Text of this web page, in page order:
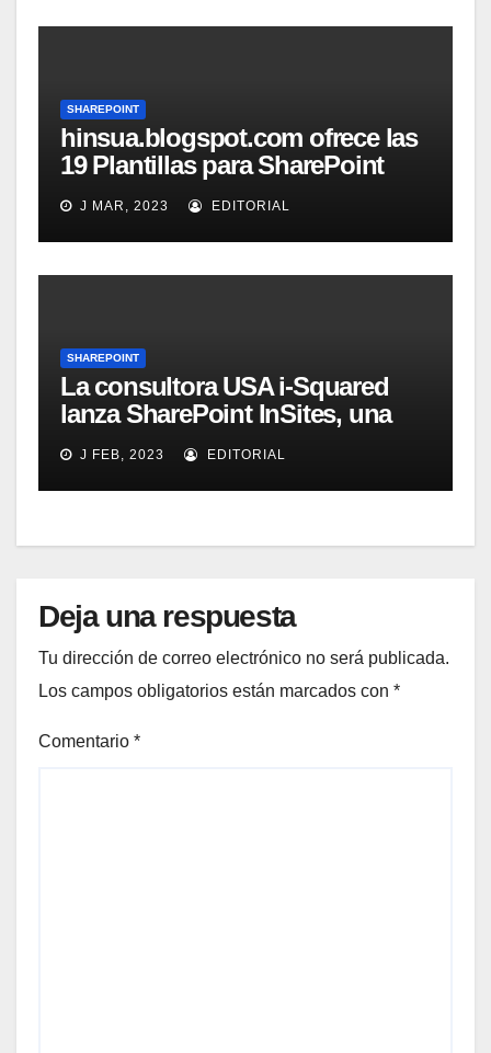
SHAREPOINT
hinsua.blogspot.com ofrece las
19 Plantillas para SharePoint
2010J MAR, 2023 EDITORIAL
SHAREPOINT
La consultora USA i-Squared
lanza SharePoint InSites, una
herramienta para que los
usuarios de una organización
aprendan a sacar el mayor
J FEB, 2023 EDITORIAL
Deja una respuesta
Tu dirección de correo electrónico no será publicada.
Los campos obligatorios están marcados con *
Comentario *